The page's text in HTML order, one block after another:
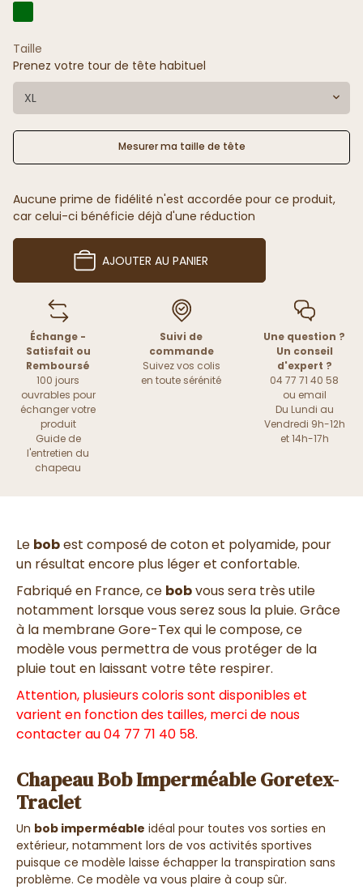
Taille
Prenez votre tour de tête habituel
XL
Mesurer ma taille de tête
Aucune prime de fidélité n'est accordée pour ce produit,
car celui-ci bénéficie déjà d'une réduction
AJOUTER AU PANIER
Échange -
Satisfait ou
Remboursé
100 jours
ouvrables pour
échanger votre
produit
Guide de
l'entretien du
chapeau
Suivi de
commande
Suivez vos colis
en toute sérénité
Une question ?
Un conseil
d'expert ?
04 77 71 40 58
ou email
Du Lundi au
Vendredi 9h-12h
et 14h-17h
Le bobest composé de coton et polyamide, pour
un résultat encore plus léger et confortable.
Fabriqué en France, ce bobvous sera très utile
notamment lorsque vous serez sous la pluie. Grâce
à la membrane Gore-Tex qui le compose, ce
modèle vous permettra de vous protéger de la
pluie tout en laissant votre tête respirer.
Attention, plusieurs coloris sont disponibles et
varient en fonction des tailles, merci de nous
contacter au04 77 71 40 58.
Chapeau Bob Imperméable Goretex-
Traclet
Un bob imperméable idéal pour toutes vos sorties en
extérieur, notamment lors de vos activités sportives
puisque ce modèle laisse échapper la transpiration sans
problème. Ce modèle va vous plaire à coup sûr.